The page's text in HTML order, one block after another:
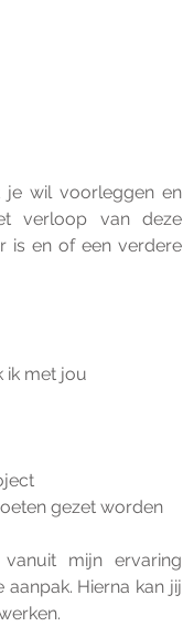
wil voorleggen en
verloop van deze
is en of een verdere
ik met jou
gezet worden
mijn ervaring
aanpak. Hierna kan jij